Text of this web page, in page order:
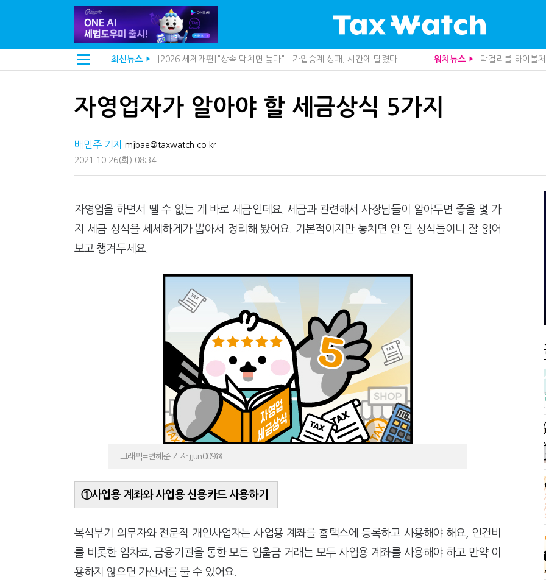
최신뉴스 ▶ [2026 세제개편]"상속 닥치면 늦다"…가업승계 성패, 시간에 달렸다
[2026 세제개편]종부세는 집값, 가업상속은 기술…납세자가 꼭 볼 5가지
해외 안 갔는데 긁힌 신용카드…관세청이 몇분 만에 찾아낸 비결은?
전자담배 통관, 이제 제품이 아니라 공급망을 본다
[인터뷰]중앙정부 돈으로만 못 산다…지자체도 '경영'의 시대
"10년 넘게 7급은 문제"...인사로 답한 임광현 국세청장
"정상 승계까지 막을까"…전문가가 본 가업상속공제 개편 우려
"세무플랫폼 문제 해결될 것"…세무사회 진단, 왜
배달라이더 원천징수 세금 인하…환급 플랫폼 수익성 악화될까
상속·증여세 조사, 이제 코인거래소까지 샅샅이 본다
강남이 좋다는 건 옛말…강서세무서장이 더 낫다?
워치뉴스 ▶ 막걸리를 하이볼
트럼프 관세는 끝
중앙정부 돈으로
종부세는 집값,
함께 찾은 체납자
수상한 업체 1분
자영업자가 알아야 할 세금상식 5가지
배민주 기자 mjbae@taxwatch.co.kr
2021.10.26(화) 08:34
자영업을 하면서 뗄 수 없는 게 바로 세금인데요. 세금과 관련해서 사장님들이 알아두면 좋을 몇 가
지 세금 상식을 세세하게가 뽑아서 정리해 봤어요. 기본적이지만 놓치면 안 될 상식들이니 잘 읽어
보고 챙겨두세요.
그래픽=변혜준 기자 jjun009@
①사업용 계좌와 사업용 신용카드 사용하기
복식부기 의무자와 전문직 개인사업자는 사업용 계좌를 홈택스에 등록하고 사용해야 해요, 인건비
를 비롯한 임차료, 금융기관을 통한 모든 입출금 거래는 모두 사업용 계좌를 사용해야 하고 만약 이
용하지 않으면 가산세를 물 수 있어요.